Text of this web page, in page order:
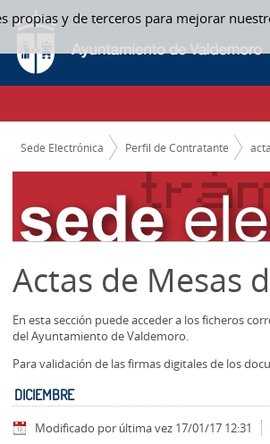
propias y de terceros para mejorar
DICIEMBRE - ACTAS MESAS CONTRATACION
CAMINO DE MIGAS
Sede Electrónica Perfil de Contratante
Actas de Mesas
En esta sección puede acceder a los ficheros
del Ayuntamiento de Valdemoro.
Para validación de las firmas digitales de los
DICIEMBRE
Modificado por última vez 17/01/17 12:31